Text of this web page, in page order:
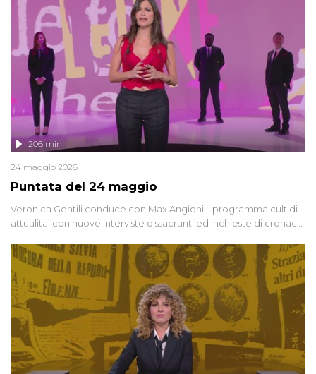
vicenda mettendo in fila testimonianze, errori, dettagli
controversi e i protagonisti di un'indagine che sembra non avere
fine.
Puntata del 24 maggio
206 min
24 maggio 2026
Veronica Gentili conduce con Max Angioni il programma cult di
attualita' con nuove interviste dissacranti ed inchieste di cronaca